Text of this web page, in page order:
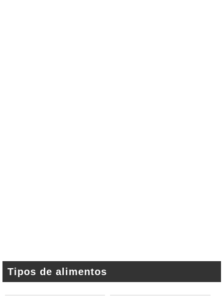
Tipos de alimentos